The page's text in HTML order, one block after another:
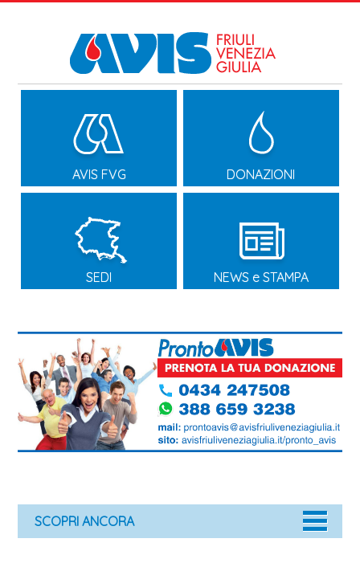
AVIS FVG DONAZIONI
SEDI NEWS e STAMPA
SCOPRI ANCORA